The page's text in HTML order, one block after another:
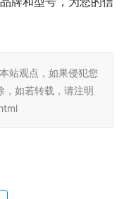
站观点，如果侵犯您
，如若转载，请注明